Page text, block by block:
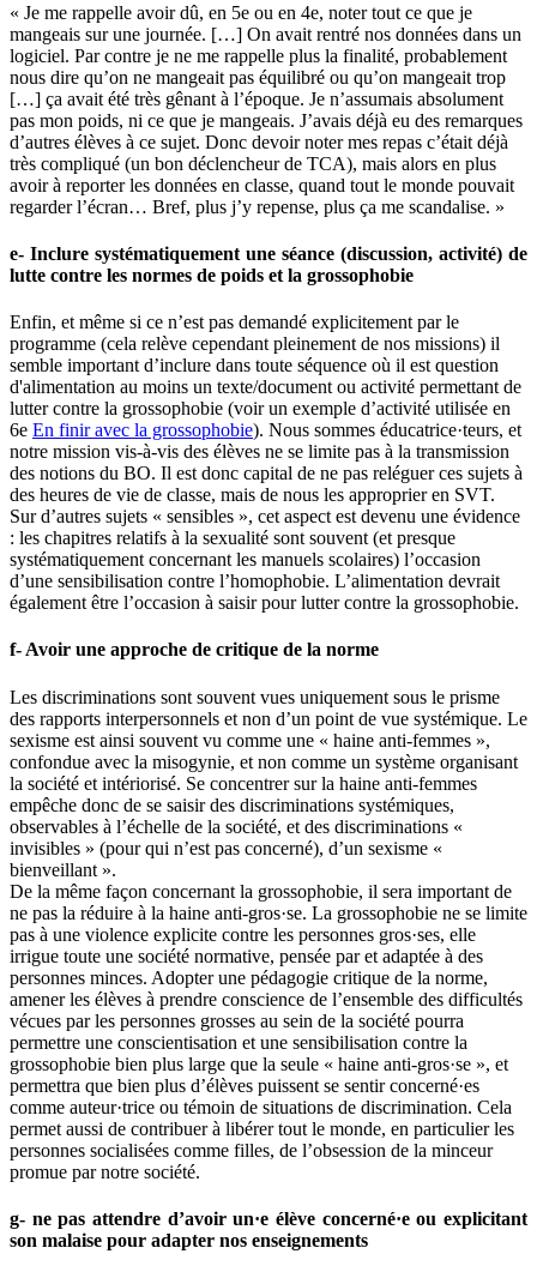
« Je me rappelle avoir dû, en 5e ou en 4e, noter tout ce que je
mangeais sur une journée. […] On avait rentré nos données dans un
logiciel. Par contre je ne me rappelle plus la finalité, probablement
nous dire qu’on ne mangeait pas équilibré ou qu’on mangeait trop
[…] ça avait été très gênant à l’époque. Je n’assumais absolument
pas mon poids, ni ce que je mangeais. J’avais déjà eu des remarques
d’autres élèves à ce sujet. Donc devoir noter mes repas c’était déjà
très compliqué (un bon déclencheur de TCA), mais alors en plus
avoir à reporter les données en classe, quand tout le monde pouvait
regarder l’écran… Bref, plus j’y repense, plus ça me scandalise. »
e- Inclure systématiquement une séance (discussion, activité) de
lutte contre les normes de poids et la grossophobie
Enfin, et même si ce n’est pas demandé explicitement par le
programme (cela relève cependant pleinement de nos missions) il
semble important d’inclure dans toute séquence où il est question
d'alimentation au moins un texte/document ou activité permettant de
lutter contre la grossophobie (voir un exemple d’activité utilisée en
6e En finir avec la grossophobie). Nous sommes éducatrice·teurs, et
notre mission vis-à-vis des élèves ne se limite pas à la transmission
des notions du BO. Il est donc capital de ne pas reléguer ces sujets à
des heures de vie de classe, mais de nous les approprier en SVT.
Sur d’autres sujets « sensibles », cet aspect est devenu une évidence
: les chapitres relatifs à la sexualité sont souvent (et presque
systématiquement concernant les manuels scolaires) l’occasion
d’une sensibilisation contre l’homophobie. L’alimentation devrait
également être l’occasion à saisir pour lutter contre la grossophobie.
f- Avoir une approche de critique de la norme
Les discriminations sont souvent vues uniquement sous le prisme
des rapports interpersonnels et non d’un point de vue systémique. Le
sexisme est ainsi souvent vu comme une « haine anti-femmes »,
confondue avec la misogynie, et non comme un système organisant
la société et intériorisé. Se concentrer sur la haine anti-femmes
empêche donc de se saisir des discriminations systémiques,
observables à l’échelle de la société, et des discriminations «
invisibles » (pour qui n’est pas concerné), d’un sexisme «
bienveillant ».
De la même façon concernant la grossophobie, il sera important de
ne pas la réduire à la haine anti-gros·se. La grossophobie ne se limite
pas à une violence explicite contre les personnes gros·ses, elle
irrigue toute une société normative, pensée par et adaptée à des
personnes minces. Adopter une pédagogie critique de la norme,
amener les élèves à prendre conscience de l’ensemble des difficultés
vécues par les personnes grosses au sein de la société pourra
permettre une conscientisation et une sensibilisation contre la
grossophobie bien plus large que la seule « haine anti-gros·se », et
permettra que bien plus d’élèves puissent se sentir concerné·es
comme auteur·trice ou témoin de situations de discrimination. Cela
permet aussi de contribuer à libérer tout le monde, en particulier les
personnes socialisées comme filles, de l’obsession de la minceur
promue par notre société.
g- ne pas attendre d’avoir un·e élève concerné·e ou explicitant
son malaise pour adapter nos enseignements